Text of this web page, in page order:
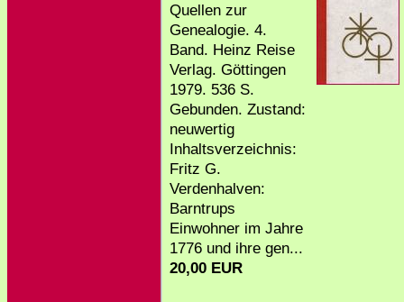
Quellen zur
Genealogie. 4.
Band. Heinz Reise
Verlag. Göttingen
1979. 536 S.
Gebunden. Zustand:
neuwertig
Inhaltsverzeichnis:
Fritz G.
Verdenhalven:
Barntrups
Einwohner im Jahre
1776 und ihre gen...
20,00 EUR